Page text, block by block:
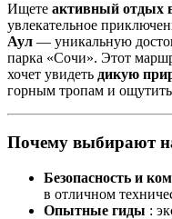
Ищете активный отдых
увлекательное
Аул — уникальную
парка «Сочи». Этот
хочет увидеть дикую
горным тропам и ощутить
Почему выбирают
Безопасность и
в отличном
Опытные гиды :